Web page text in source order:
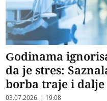
Godinama
da je stres:
borba traje i dalje
03.07.2026. | 19:08